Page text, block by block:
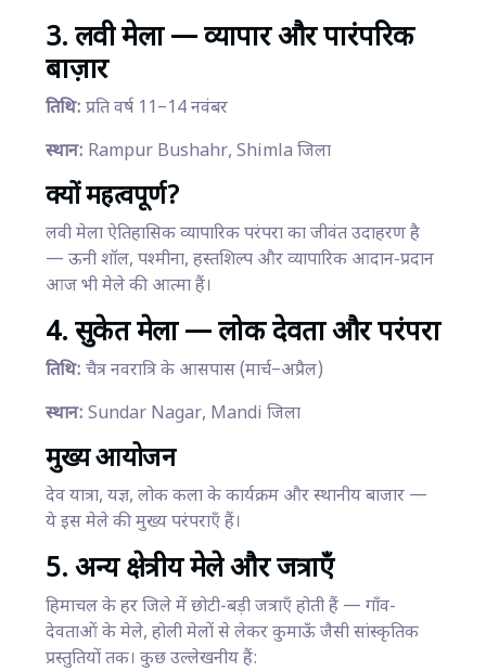
3. लवी मेला — व्यापार और पारंपरिक
बाज़ार
तिथि: प्रति वर्ष 11–14 नवंबर
स्थान: Rampur Bushahr, Shimla जिला
क्यों महत्वपूर्ण?
लवी मेला ऐतिहासिक व्यापारिक परंपरा का जीवंत उदाहरण है
— ऊनी शॉल, पश्मीना, हस्तशिल्प और व्यापारिक आदान-प्रदान
आज भी मेले की आत्मा हैं।
4. सुकेत मेला — लोक देवता और परंपरा
तिथि: चैत्र नवरात्रि के आसपास (मार्च–अप्रैल)
स्थान: Sundar Nagar, Mandi जिला
मुख्य आयोजन
देव यात्रा, यज्ञ, लोक कला के कार्यक्रम और स्थानीय बाजार —
ये इस मेले की मुख्य परंपराएँ हैं।
5. अन्य क्षेत्रीय मेले और जत्राएँ
हिमाचल के हर जिले में छोटी-बड़ी जत्राएँ होती हैं — गाँव-
देवताओं के मेले, होली मेलों से लेकर कुमाऊँ जैसी सांस्कृतिक
प्रस्तुतियों तक। कुछ उल्लेखनीय हैं: